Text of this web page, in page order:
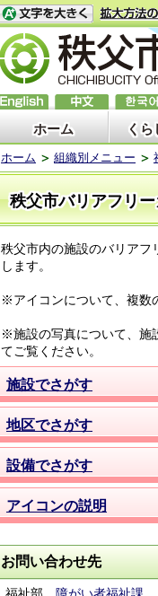
ホーム く
ホーム 組織別メニュー
秩父市バリアフリ
秩父市内の施設のバリアフ
します。
※アイコンについて、複数
※施設の写真について、施
てご覧ください。
施設でさがす
地区でさがす
設備でさがす
アイコンの説明
お問い合わせ先